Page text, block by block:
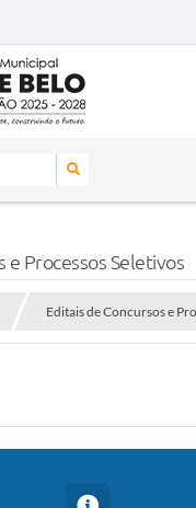
e Processos Seletivos
Editais de Concursos e